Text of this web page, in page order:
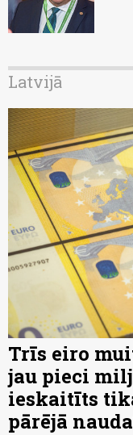
Latvijā
Trīs eiro
jau pieci
ieskaitīts
pārējā